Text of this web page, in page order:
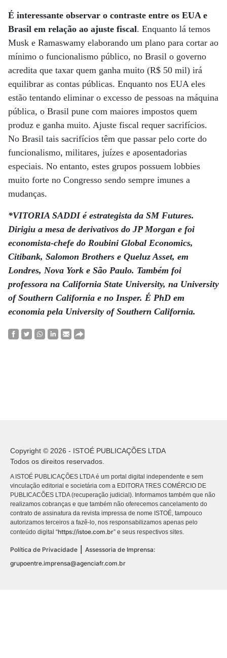
É interessante observar o contraste entre os EUA e
Brasil em relação ao ajuste fiscal. Enquanto lá temos
Musk e Ramaswamy elaborando um plano para cortar ao
mínimo o funcionalismo público, no Brasil o governo
acredita que taxar quem ganha muito (R$ 50 mil) irá
equilibrar as contas públicas. Enquanto nos EUA eles
estão tentando eliminar o excesso de pessoas na máquina
pública, o Brasil pune com maiores impostos quem
produz e ganha muito. Ajuste fiscal requer sacrifícios.
No Brasil tais sacrifícios têm que passar pelo corte do
funcionalismo, militares, juízes e aposentadorias
especiais. No entanto, estes grupos possuem lobbies
muito forte no Congresso sendo sempre imunes a
mudanças.
*VITORIA SADDI é estrategista da SM Futures.
Dirigiu a mesa de derivativos do JP Morgan e foi
economista-chefe do Roubini Global Economics,
Citibank, Salomon Brothers e Queluz Asset, em
Londres, Nova York e São Paulo. Também foi
professora na California State University, na University
of Southern California e no Insper. É PhD em
economia pela University of Southern California.
Copyright © 2026 - ISTOÉ PUBLICAÇÕES LTDA
Todos os direitos reservados.
A ISTOÉ PUBLICAÇÕES LTDA é um portal digital independente e sem
vinculação editorial e societária com a EDITORA TRES COMÉRCIO DE
PUBLICACÕES LTDA (recuperação judicial). Informamos também que não
realizamos cobranças e que também não oferecemos cancelamento do
contrato de assinatura da revista impressa de nome ISTOÉ, tampouco
autorizamos terceiros a fazê-lo, nos responsabilizamos apenas pelo
conteúdo digital “https://istoe.com.br” e seus respectivos sites.
Política de Privacidade
Assessoria de Imprensa:
grupoentre.imprensa@agenciafr.com.br